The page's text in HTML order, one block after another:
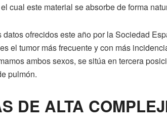
cual este material se absorbe de forma
datos ofrecidos este año por la Sociedad
el tumor más frecuente y con más
ambos sexos, se sitúa en tercera
pulmón.
DE ALTA